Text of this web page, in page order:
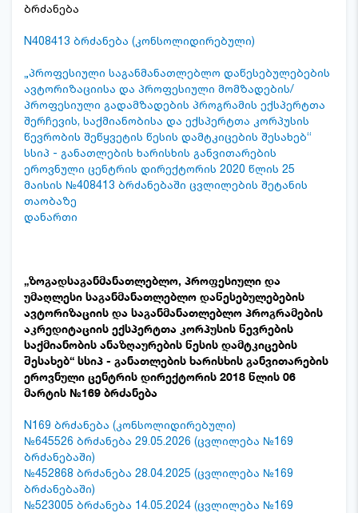
ბრძანება
N408413 ბრძანება (კონსოლიდირებული)
„პროფესიული საგანმანათლებლო დაწესებულებების
ავტორიზაციისა და პროფესიული მომზადების/
პროფესიული გადამზადების პროგრამის ექსპერტთა
შერჩევის, საქმიანობისა და ექსპერტთა კორპუსის
წევრობის შეწყვეტის წესის დამტკიცების შესახებ“
სსიპ - განათლების ხარისხის განვითარების
ეროვნული ცენტრის დირექტორის 2020 წლის 25
მაისის №408413 ბრძანებაში ცვლილების შეტანის
თაობაზე
დანართი
„ზოგადსაგანმანათლებლო, პროფესიული და
უმაღლესი საგანმანათლებლო დაწესებულებების
ავტორიზაციის და საგანმანათლებლო პროგრამების
აკრედიტაციის ექსპერტთა კორპუსის წევრების
საქმიანობის ანაზღაურების წესის დამტკიცების
შესახებ“ სსიპ - განათლების ხარისხის განვითარების
ეროვნული ცენტრის დირექტორის 2018 წლის 06
მარტის №169 ბრძანება
N169 ბრძანება (კონსოლიდირებული)
№645526 ბრძანება 29.05.2026 (ცვლილება №169
ბრძანებაში)
№452868 ბრძანება 28.04.2025 (ცვლილება №169
ბრძანებაში)
№523005 ბრძანება 14.05.2024 (ცვლილება №169